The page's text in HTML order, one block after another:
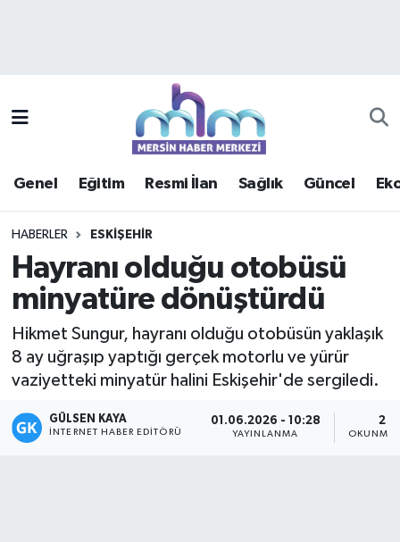
Genel Eğitim Resmi İlan Sağlık Güncel
HABERLER ESKIŞEHIR
Hayranı olduğu otobüsü
minyatüre dönüştürdü
Hikmet Sungur, hayranı olduğu otobüsün yaklaşık
8 ay uğraşıp yaptığı gerçek motorlu ve yürür
vaziyetteki minyatür halini Eskişehir'de sergiledi.
GÜLSEN KAYA
İNTERNET HABER EDITÖRÜ
01.06.2026 - 10:28
YAYINLANMA
2
OKUNMA
Güncel
Haberde insan
Kültür - Sanat
Magazin
Mersin Trafik Yoğunluk Haritası
Süper Lig Puan Durumu ve Fikstür
Haber Arşivi